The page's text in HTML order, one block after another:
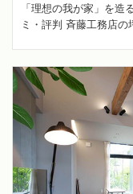
「理想の我が家」を造
ミ・評判 斉藤工務店の